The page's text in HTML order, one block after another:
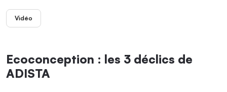
Vidéo
Ecoconception : les 3 déclics de
ADISTA